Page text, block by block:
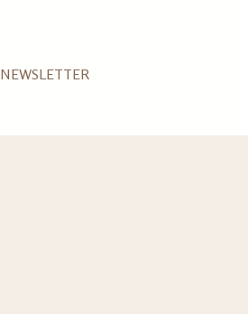
NEWSLETTER